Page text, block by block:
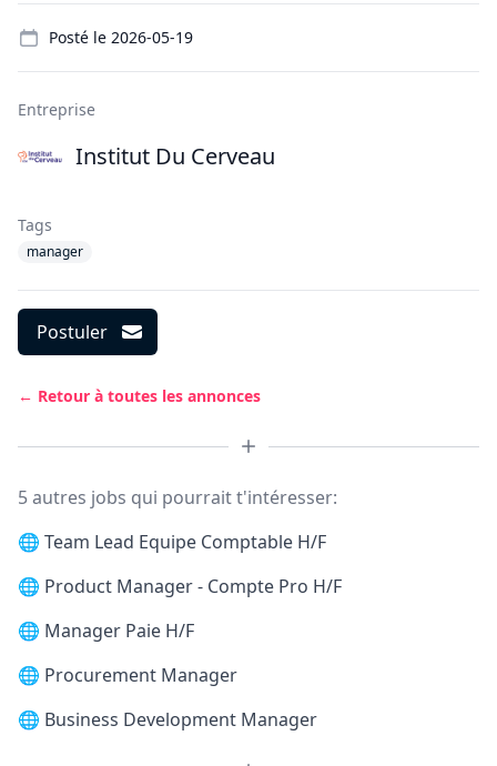
Posté le 2026-05-19
Entreprise
Institut Du Cerveau
Tags
manager
Postuler
← Retour à toutes les annonces
5 autres jobs qui pourrait t'intéresser:
🌐 Team Lead Equipe Comptable H/F
🌐 Product Manager - Compte Pro H/F
🌐 Manager Paie H/F
🌐 Procurement Manager
🌐 Business Development Manager